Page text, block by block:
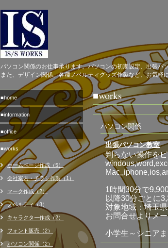
パソコン関係のお仕事承ります。パソコンの初期設定、出張パ
また、デザイン関係、各種ノベルティグッズ作製など、お気軽
■works
パソコン関係
出張パソコン教室
判らない操作を
1時間30分で
以降30分ごとに
対象地域：埼玉
お問合せよりメ
小学生～シニア
■home
■information
■office
■works
ホームページ作成（5）
会社案内・チラシ作製（1）
マーク作成（2）
ノベルティ（3）
キャラクター作成（2）
フォント販売（2）
パソコン関係（2）